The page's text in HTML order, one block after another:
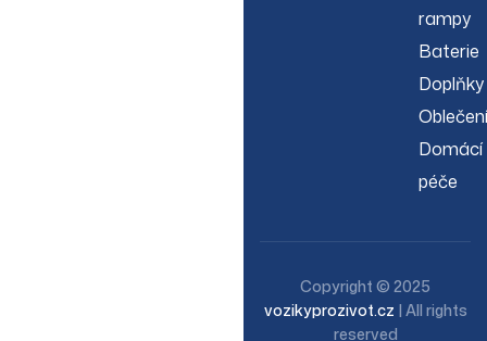
rampy
Baterie
Doplňky
Oblečení
Domácí
péče
Copyright © 2025
vozikyprozivot.cz | All rights
reserved